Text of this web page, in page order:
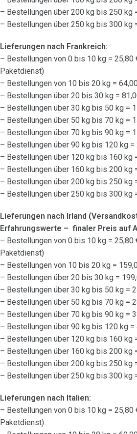
– Bestellungen über 200 kg bis 250 kg
– Bestellungen über 250 kg bis 300 kg
Lieferungen nach Frankreich:
– Bestellungen von 0 bis 10 kg = 25,80
Paketdienst)
– Bestellungen von 10 bis 20 kg =
– Bestellungen über 20 bis 30 kg =
– Bestellungen über 30 kg bis 50 kg =
– Bestellungen über 50 kg bis 70 kg =
– Bestellungen über 70 kg bis 90 kg =
– Bestellungen über 90 kg bis 120 kg =
– Bestellungen über 120 kg bis 160 kg
– Bestellungen über 160 kg bis 200 kg
– Bestellungen über 200 kg bis 250 kg
– Bestellungen über 250 kg bis 300 kg
Lieferungen nach Irland
Erfahrungswerte – finaler Preis auf
– Bestellungen von 0 bis 10 kg = 25,80
Paketdienst)
– Bestellungen von 10 bis 20 kg =
– Bestellungen über 20 bis 30 kg =
– Bestellungen über 30 kg bis 50 kg =
– Bestellungen über 50 kg bis 70 kg =
– Bestellungen über 70 kg bis 90 kg =
– Bestellungen über 90 kg bis 120 kg =
– Bestellungen über 120 kg bis 160 kg
– Bestellungen über 160 kg bis 200 kg
– Bestellungen über 200 kg bis 250 kg
– Bestellungen über 250 kg bis 300 kg
Lieferungen nach Italien:
– Bestellungen von 0 bis 10 kg = 25,80
Paketdienst)